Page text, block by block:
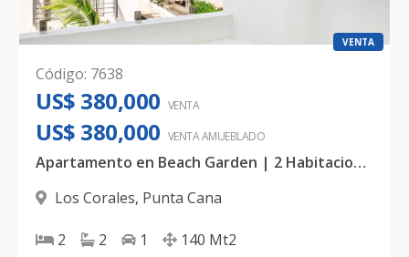
VENTA
Código: 7638
US$ 380,000 VENTA
US$ 380,000 VENTA AMUEBLADO
Apartamento en Beach Garden | 2 Habitaciones | 140 mt2
Los Corales, Punta Cana
2 2 1 140 Mt2